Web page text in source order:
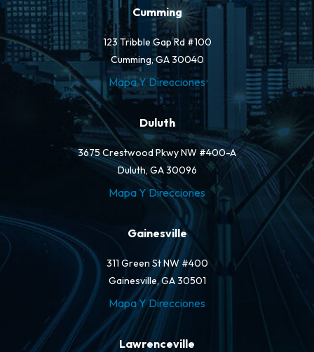
Cumming
123 Tribble Gap Rd #100
Cumming, GA 30040
Mapa Y Direcciones
Duluth
3675 Crestwood Pkwy NW #400-A
Duluth, GA 30096
Mapa Y Direcciones
Gainesville
311 Green St NW #400
Gainesville, GA 30501
Mapa Y Direcciones
Lawrenceville